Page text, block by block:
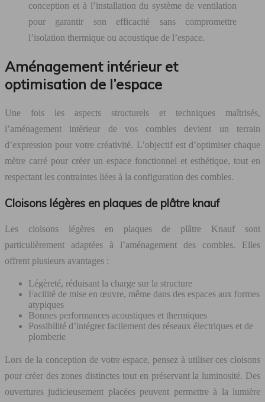
conception et à l’installation du système de ventilation
pour garantir son efficacité sans compromettre
l’isolation thermique ou acoustique de l’espace.
Aménagement intérieur et
optimisation de l’espace
Une fois les aspects structurels et techniques maîtrisés,
l’aménagement intérieur de vos combles devient un terrain
d’expression pour votre créativité. L’objectif est d’optimiser chaque
mètre carré pour créer un espace fonctionnel et esthétique, tout en
respectant les contraintes liées à la configuration des combles.
Cloisons légères en plaques de plâtre knauf
Les cloisons légères en plaques de plâtre Knauf sont
particulièrement adaptées à l’aménagement des combles. Elles
offrent plusieurs avantages :
Légèreté, réduisant la charge sur la structure
Facilité de mise en œuvre, même dans des espaces aux formes
atypiques
Bonnes performances acoustiques et thermiques
Possibilité d’intégrer facilement des réseaux électriques et de
plomberie
Lors de la conception de votre espace, pensez à utiliser ces cloisons
pour créer des zones distinctes tout en préservant la luminosité. Des
ouvertures judicieusement placées peuvent permettre à la lumière